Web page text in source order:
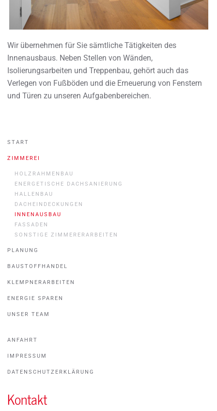
Wir übernehmen für Sie sämtliche Tätigkeiten des
Innenausbaus. Neben Stellen von Wänden,
Isolierungsarbeiten und Treppenbau, gehört auch das
Verlegen von Fußböden und die Erneuerung von Fenstern
und Türen zu unseren Aufgabenbereichen.
START
ZIMMEREI
HOLZRAHMENBAU
ENERGETISCHE DACHSANIERUNG
HALLENBAU
DACHEINDECKUNGEN
INNENAUSBAU
FASSADEN
SONSTIGE ZIMMERERARBEITEN
PLANUNG
BAUSTOFFHANDEL
KLEMPNERARBEITEN
ENERGIE SPAREN
UNSER TEAM
ANFAHRT
IMPRESSUM
DATENSCHUTZERKLÄRUNG
Kontakt